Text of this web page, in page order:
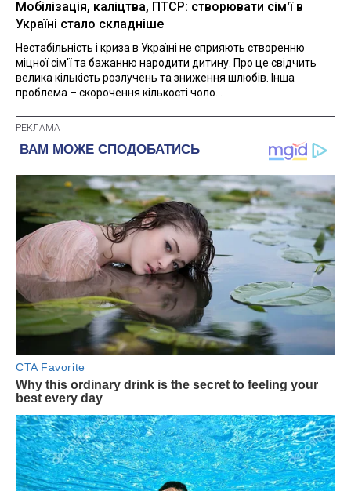
Мобілізація, каліцтва, ПТСР: створювати сім'ї в
Україні стало складніше
Нестабільність і криза в Україні не сприяють створенню
міцної сім'ї та бажанню народити дитину. Про це свідчить
велика кількість розлучень та зниження шлюбів. Інша
проблема – скорочення кількості чоло...